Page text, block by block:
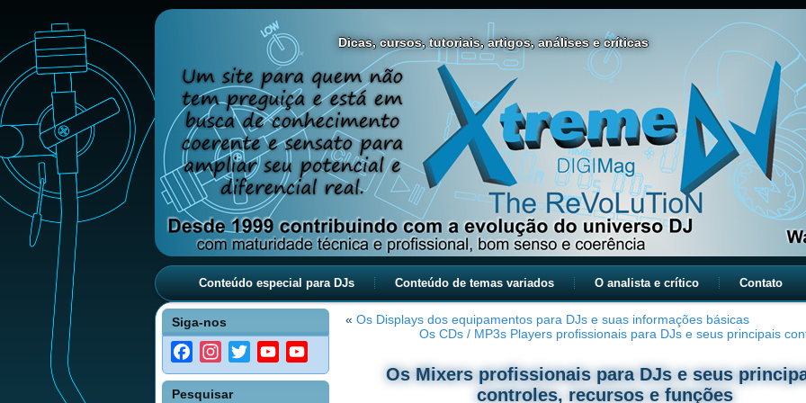
Dicas, cursos, tutoriais, artigos, análises e críticas
Conteúdo especial para DJs Conteúdo de temas variados O analista e crítico Contato
Siga-nos
FacebookInstagramTwitterYouTube
Channel
Pesquisar
« Os Displays dos equipamentos para DJs e suas informações básicas
Os CDs / MP3s Players profissionais para DJs e seus principais
Os Mixers profissionais para DJs e seus
controles, recursos e funções